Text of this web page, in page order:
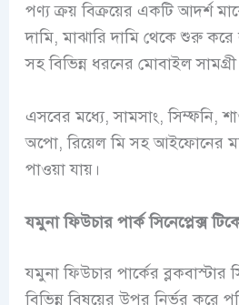
পণ্য ক্রয় বিক্রয়ের একটি আদর্শ
দামি, মাঝারি দামি থেকে শুরু
সহ বিভিন্ন ধরনের মোবাইল
এসবের মধ্যে, সামসাং, সিম্ফনি,
অপো, রিয়েল মি সহ আইফোনের
পাওয়া যায়।
যমুনা ফিউচার পার্ক সিনেপ্লেক্স
যমুনা ফিউচার পার্কের ব্লকবাস্টার
বিভিন্ন বিষয়ের উপর নির্ভর করে